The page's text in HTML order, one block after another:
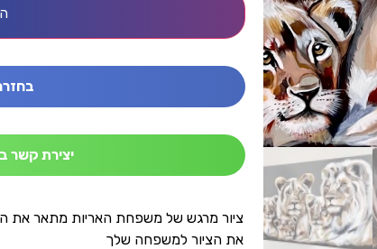
יצירת קשר
ציור מרגש של משפחת האריות מתאר את
את הציור למשפחה שלך